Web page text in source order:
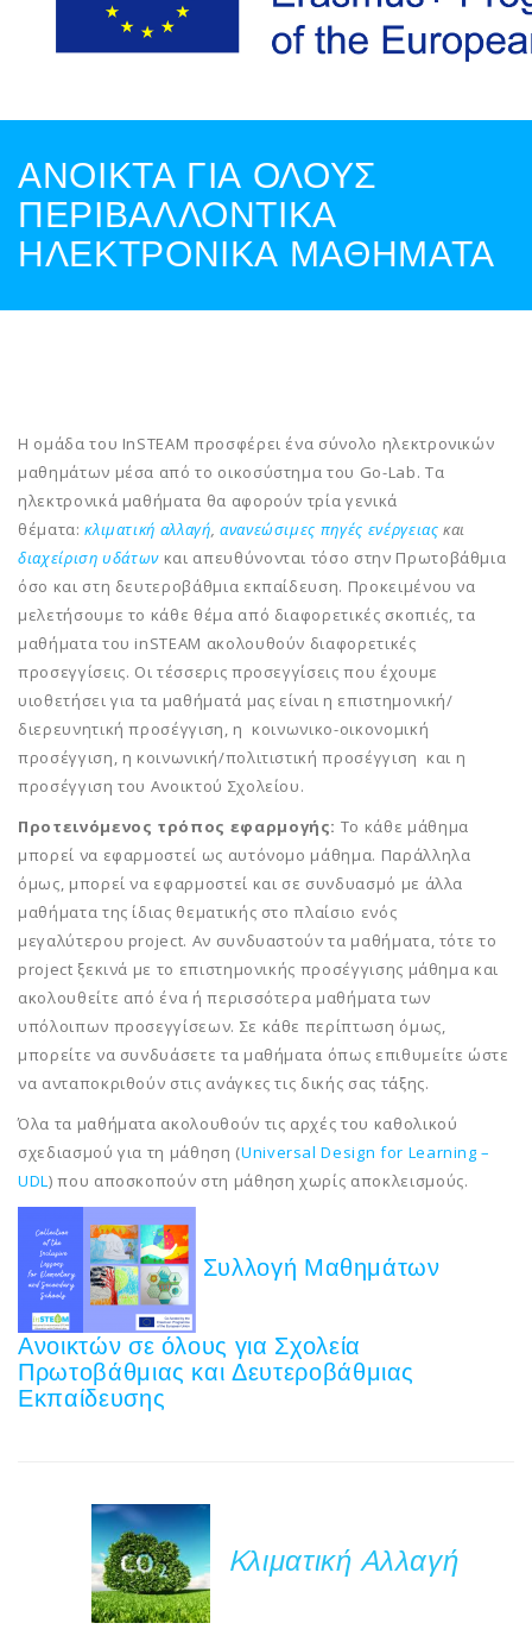
ΑΝΟΙΚΤΑ ΓΙΑ ΟΛΟΥΣ
ΠΕΡΙΒΑΛΛΟΝΤΙΚΑ
ΗΛΕΚΤΡΟΝΙΚΑ ΜΑΘΗΜΑΤΑ
Η ομάδα του InSTEAM προσφέρει ένα σύνολο ηλεκτρονικών
μαθημάτων μέσα από το οικοσύστημα του Go-Lab. Τα
ηλεκτρονικά μαθήματα θα αφορούν τρία γενικά
θέματα:κλιματική αλλαγή, ανανεώσιμες πηγές ενέργειας και
διαχείριση υδάτων και απευθύνονται τόσο στην Πρωτοβάθμια
όσο και στη δευτεροβάθμια εκπαίδευση. Προκειμένου να
μελετήσουμε το κάθε θέμα από διαφορετικές σκοπιές, τα
μαθήματα του inSTEAM ακολουθούν διαφορετικές
προσεγγίσεις. Οι τέσσερις προσεγγίσεις που έχουμε
υιοθετήσει για τα μαθήματά μας είναι η επιστημονική/
διερευνητική προσέγγιση, η κοινωνικο-οικονομική
προσέγγιση, η κοινωνική/πολιτιστική προσέγγιση και η
προσέγγιση του Ανοικτού Σχολείου.
Προτεινόμενος τρόπος εφαρμογής: Το κάθε μάθημα
μπορεί να εφαρμοστεί ως αυτόνομο μάθημα. Παράλληλα
όμως, μπορεί να εφαρμοστεί και σε συνδυασμό με άλλα
μαθήματα της ίδιας θεματικής στο πλαίσιο ενός
μεγαλύτερου project. Αν συνδυαστούν τα μαθήματα, τότε το
project ξεκινά με το επιστημονικής προσέγγισης μάθημα και
ακολουθείτε από ένα ή περισσότερα μαθήματα των
υπόλοιπων προσεγγίσεων. Σε κάθε περίπτωση όμως,
μπορείτε να συνδυάσετε τα μαθήματα όπως επιθυμείτε ώστε
να ανταποκριθούν στις ανάγκες τις δικής σας τάξης.
Όλα τα μαθήματα ακολουθούν τις αρχές του καθολικού
σχεδιασμού για τη μάθηση (Universal Design for Learning –
UDL) που αποσκοπούν στη μάθηση χωρίς αποκλεισμούς.
Συλλογή Μαθημάτων
Ανοικτών σε όλους για Σχολεία
Πρωτοβάθμιας και Δευτεροβάθμιας
Εκπαίδευσης
Kλιματική Aλλαγή